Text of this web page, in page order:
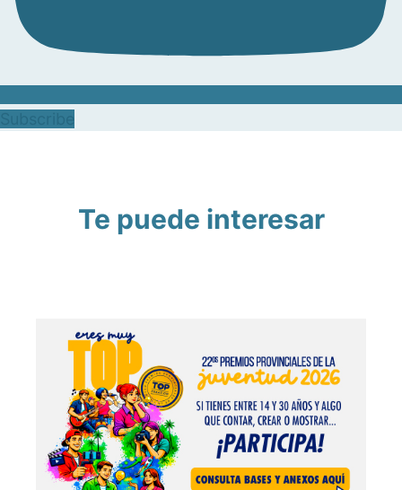
Te puede interesar